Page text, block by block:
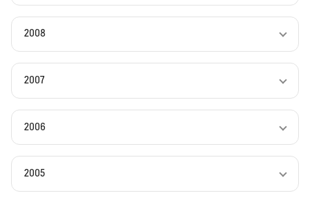
2008
2007
2006
2005